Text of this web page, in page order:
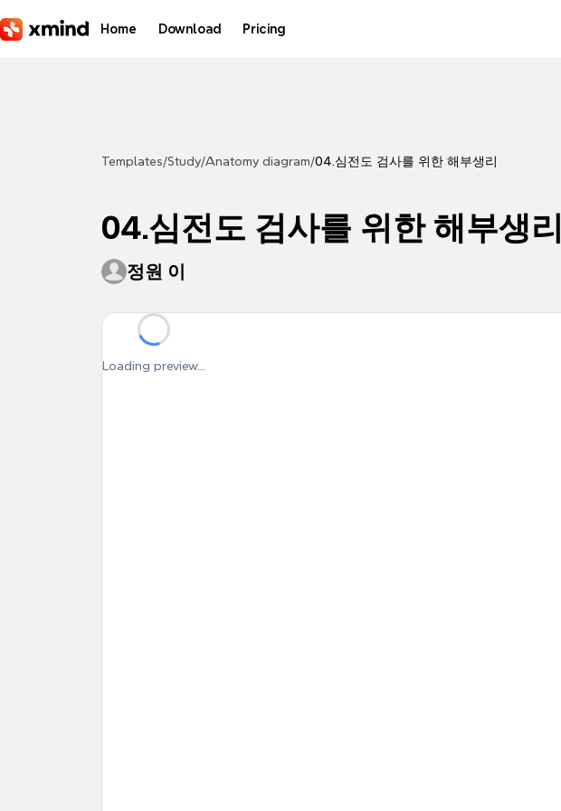
Home Download Pricing
Templates/Study/Anatomy diagram/04.심전도 검사를 위한 해부생리
04.심전도 검사를 위한 해부생리
정원 이
Loading preview...